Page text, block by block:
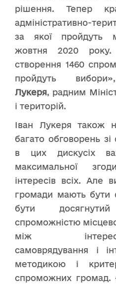
рішення. Тепер
адміністративно-
за якої пройдуть
жовтня 2020 року.
створення 1460
пройдуть
Лукеря, радним
і територій.
Іван Лукеря також
багато обговорень
в цих дискусіх
максимальної
інтересів всіх. Але
громади мають бути
бути
спроможністю
між
самоврядування і
методикою і
спроможних громад.